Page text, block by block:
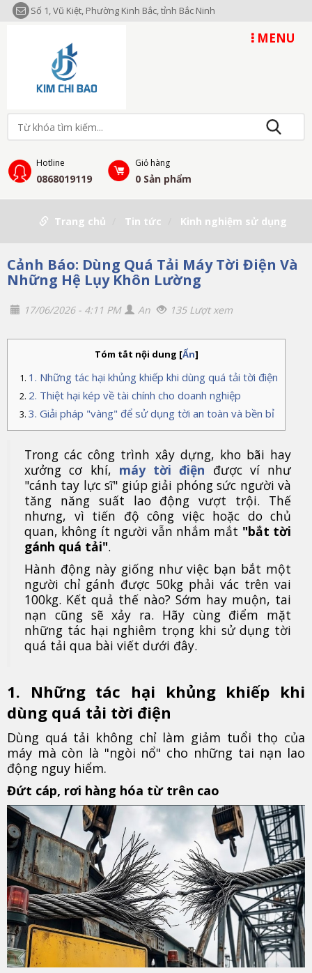
Số 1, Vũ Kiệt, Phường Kinh Bắc, tỉnh Bắc Ninh
MENU
Hotline
0868019119
Giỏ hàng
0 Sản phẩm
Trang chủ Tin tức Kinh nghiệm sử dụng
Cảnh Báo: Dùng Quá Tải Máy Tời Điện Và
Những Hệ Lụy Khôn Lường
17/06/2026 - 4:11 PM An 135 Lượt xem
Tóm tắt nội dung [Ẩn]
1. Những tác hại khủng khiếp khi dùng quá tải tời điện
2. Thiệt hại kép về tài chính cho doanh nghiệp
3. Giải pháp "vàng" để sử dụng tời an toàn và bền bỉ
Trong các công trình xây dựng, kho bãi hay
xưởng cơ khí, máy tời điện được ví như
"cánh tay lực sĩ" giúp giải phóng sức người và
tăng năng suất lao động vượt trội. Thế
nhưng, vì tiến độ công việc hoặc do chủ
quan, không ít người vẫn nhắm mắt "bắt tời
gánh quá tải".
Hành động này giống như việc bạn bắt một
người chỉ gánh được 50kg phải vác trên vai
100kg. Kết quả thế nào? Sớm hay muộn, tai
nạn cũng sẽ xảy ra. Hãy cùng điểm mặt
những tác hại nghiêm trọng khi sử dụng tời
quá tải qua bài viết dưới đây.
1. Những tác hại khủng khiếp khi
dùng quá tải tời điện
Dùng quá tải không chỉ làm giảm tuổi thọ của
máy mà còn là "ngòi nổ" cho những tai nạn lao
động nguy hiểm.
Đứt cáp, rơi hàng hóa từ trên cao